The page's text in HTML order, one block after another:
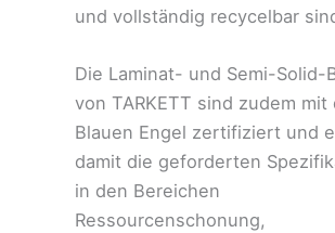
und vollständig recycelbar
Die Laminat- und Semi-Solid-
von TARKETT sind zudem mit
Blauen Engel zertifiziert und
damit die geforderten
in den Bereichen
Ressourcenschonung,